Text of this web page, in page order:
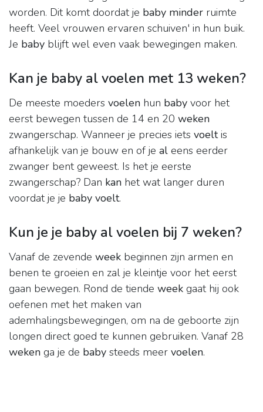
worden. Dit komt doordat je baby minder ruimte
heeft. Veel vrouwen ervaren schuiven' in hun buik.
Je baby blijft wel even vaak bewegingen maken.
Kan je baby al voelen met 13 weken?
De meeste moeders voelen hun baby voor het
eerst bewegen tussen de 14 en 20 weken
zwangerschap. Wanneer je precies iets voeltis
afhankelijk van je bouw en of je al eens eerder
zwanger bent geweest. Is het je eerste
zwangerschap? Dan kan het wat langer duren
voordat je je baby voelt.
Kun je je baby al voelen bij 7 weken?
Vanaf de zevende week beginnen zijn armen en
benen te groeien en zal je kleintje voor het eerst
gaan bewegen. Rond de tiende week gaat hij ook
oefenen met het maken van
ademhalingsbewegingen, om na de geboorte zijn
longen direct goed te kunnen gebruiken. Vanaf 28
weken ga je de baby steeds meer voelen.